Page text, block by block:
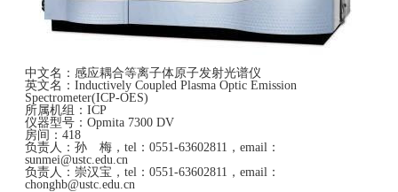
中文名： 感应耦合等离子体原子发射光谱仪
英文名： Inductively Coupled Plasma Optic Emission
Spectrometer(ICP-OES)
所属机组： ICP
仪器型号： Opmita 7300 DV
房间： 418
负责人： 孙 梅，tel：0551-63602811，email：
sunmei@ustc.edu.cn
负责人： 崇汉宝，tel：0551-63602811，email：
chonghb@ustc.edu.cn